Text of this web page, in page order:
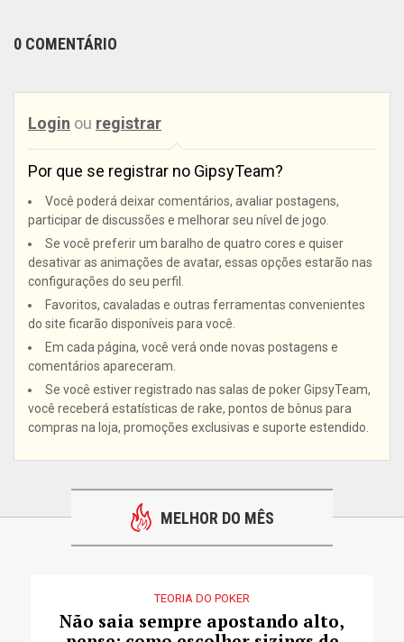
0 COMENTÁRIO
Login ou registrar
Por que se registrar no GipsyTeam?
Você poderá deixar comentários, avaliar postagens,
participar de discussões e melhorar seu nível de jogo.
Se você preferir um baralho de quatro cores e quiser
desativar as animações de avatar, essas opções estarão nas
configurações do seu perfil.
Favoritos, cavaladas e outras ferramentas convenientes
do site ficarão disponíveis para você.
Em cada página, você verá onde novas postagens e
comentários apareceram.
Se você estiver registrado nas salas de poker GipsyTeam,
você receberá estatísticas de rake, pontos de bônus para
compras na loja, promoções exclusivas e suporte estendido.
MELHOR DO MÊS
TEORIA DO POKER
Não saia sempre apostando alto,